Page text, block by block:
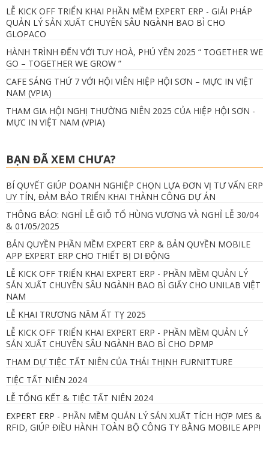
LỄ KICK OFF TRIỂN KHAI PHẦN MỀM EXPERT ERP - GIẢI PHÁP
QUẢN LÝ SẢN XUẤT CHUYÊN SÂU NGÀNH BAO BÌ CHO
GLOPACO
HÀNH TRÌNH ĐẾN VỚI TUY HOÀ, PHÚ YÊN 2025 “ TOGETHER WE
GO – TOGETHER WE GROW ”
CAFE SÁNG THỨ 7 VỚI HỘI VIÊN HIỆP HỘI SƠN – MỰC IN VIỆT
NAM (VPIA)
THAM GIA HỘI NGHỊ THƯỜNG NIÊN 2025 CỦA HIỆP HỘI SƠN -
MỰC IN VIỆT NAM (VPIA)
BẠN ĐÃ XEM CHƯA?
BÍ QUYẾT GIÚP DOANH NGHIỆP CHỌN LỰA ĐƠN VỊ TƯ VẤN ERP
UY TÍN, ĐẢM BẢO TRIỂN KHAI THÀNH CÔNG DỰ ÁN
THÔNG BÁO: NGHỈ LỄ GIỖ TỔ HÙNG VƯƠNG VÀ NGHỈ LỄ 30/04
& 01/05/2025
BẢN QUYỀN PHẦN MỀM EXPERT ERP & BẢN QUYỀN MOBILE
APP EXPERT ERP CHO THIẾT BỊ DI ĐỘNG
LỄ KICK OFF TRIỂN KHAI EXPERT ERP - PHẦN MỀM QUẢN LÝ
SẢN XUẤT CHUYÊN SÂU NGÀNH BAO BÌ GIẤY CHO UNILAB VIỆT
NAM
LỄ KHAI TRƯƠNG NĂM ẤT TỴ 2025
LỄ KICK OFF TRIỂN KHAI EXPERT ERP - PHẦN MỀM QUẢN LÝ
SẢN XUẤT CHUYÊN SÂU NGÀNH BAO BÌ CHO DPMP
THAM DỰ TIỆC TẤT NIÊN CỦA THÁI THỊNH FURNITTURE
TIỆC TẤT NIÊN 2024
LỄ TỔNG KẾT & TIỆC TẤT NIÊN 2024
EXPERT ERP - PHẦN MỀM QUẢN LÝ SẢN XUẤT TÍCH HỢP MES &
RFID, GIÚP ĐIỀU HÀNH TOÀN BỘ CÔNG TY BẰNG MOBILE APP!